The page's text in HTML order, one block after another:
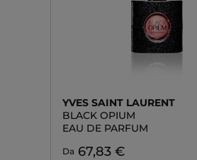
YVES SAINT LAURENT
BLACK OPIUM
EAU DE PARFUM
Da 67,83 €